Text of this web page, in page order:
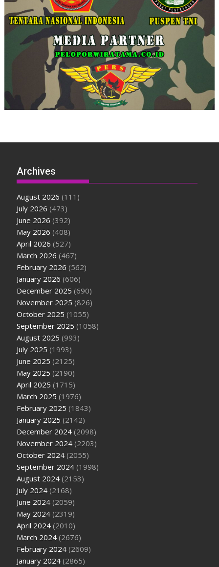
Archives
August 2026 (111)
July 2026 (473)
June 2026 (392)
May 2026 (408)
April 2026 (527)
March 2026 (467)
February 2026 (562)
January 2026 (606)
December 2025 (690)
November 2025 (826)
October 2025 (1055)
September 2025 (1058)
August 2025 (993)
July 2025 (1993)
June 2025 (2125)
May 2025 (2190)
April 2025 (1715)
March 2025 (1976)
February 2025 (1843)
January 2025 (2142)
December 2024 (2098)
November 2024 (2203)
October 2024 (2055)
September 2024 (1998)
August 2024 (2153)
July 2024 (2168)
June 2024 (2059)
May 2024 (2319)
April 2024 (2010)
March 2024 (2676)
February 2024 (2609)
January 2024 (2865)